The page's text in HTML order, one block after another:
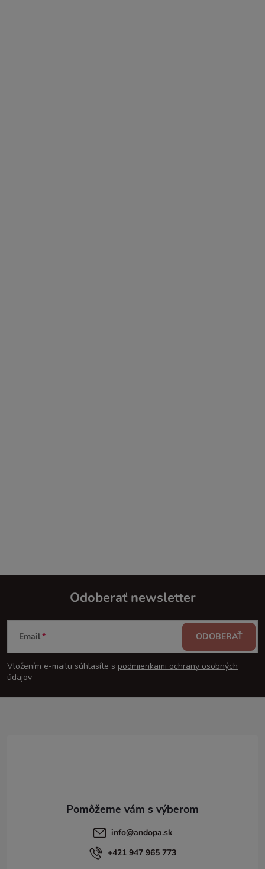
Z
á
p
Odoberať newsletter
Email
Vložením e-mailu súhlasíte s podmienkami ochrany osobných
údajov
ODOBERAŤ
info@andopa.sk
+421 947 965 773